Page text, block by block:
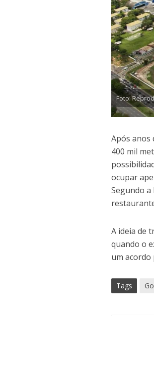
Foto:
Após anos
400 mil
ocupar
Segundo
A ideia de
quando o
um
Tags